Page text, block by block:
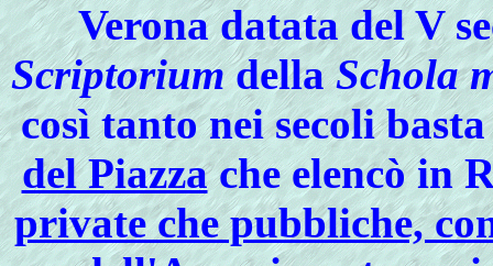
Verona datata del V
ScriptoriumdellaSchola
così tanto nei secoli
del Piazzache elencò in
private che pubbliche,